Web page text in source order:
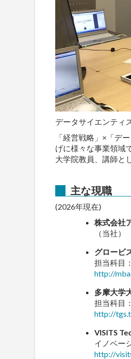
データサイエンティ
「経営戦略」×「デ
げに様々な事業領域
大学院教員、講師と
主な現職
(2026年現在)
株式会社
（当社）
グロービ
担当科目
http://
多摩大学
担当科目
http://
VISITS
イノベー
http://